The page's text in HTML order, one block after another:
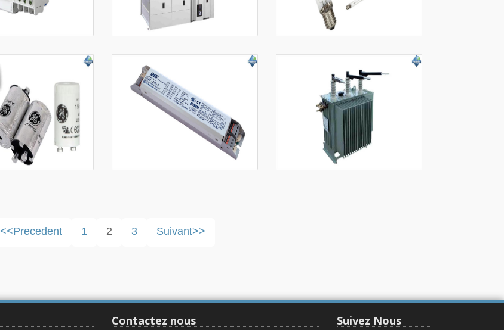
<<Precedent 1 2 3 Suivant>>
Contactez nous Suivez Nous